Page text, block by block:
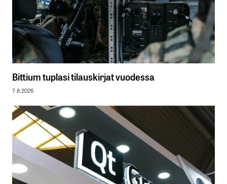
Bittium tuplasi tilauskirjat vuodessa
7.8.2026